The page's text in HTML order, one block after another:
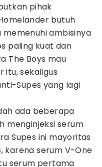
pihak
butuh
ambisinya
paling kuat dan
The Boys mau
itu, sekaligus
Supes yang lagi
ada beberapa
menginjeksi serum
Supes ini mayoritas
karena serum V-One
serum pertama